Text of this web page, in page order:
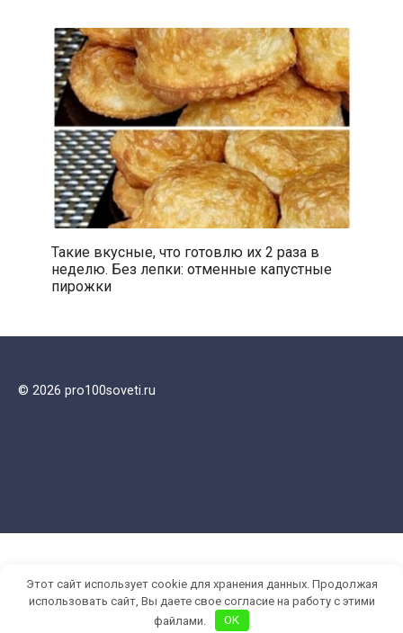
Такие вкусные, что готовлю их 2 раза в
неделю. Без лепки: отменные капустные
пирожки
© 2026 pro100soveti.ru
Этот сайт использует cookie для хранения данных. Продолжая
использовать сайт, Вы даете свое согласие на работу с этими
файлами.
OK